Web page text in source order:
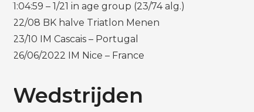
1:04:59 – 1/21 in age group (23/74 alg.)
22/08 BK halve Triatlon Menen
23/10 IM Cascais – Portugal
26/06/2022 IM Nice – France
Wedstrijden